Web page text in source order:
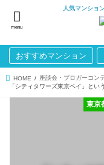
人気マンショ
menu
おすすめマンション
HOME 座談会・ブロガーコン
「シティタワーズ東京ベイ」と
東京